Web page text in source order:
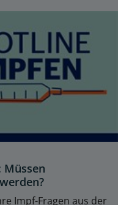
Müssen
Impf-Fragen aus der